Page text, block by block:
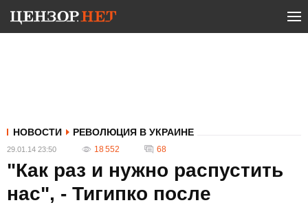
НОВОСТИ РЕВОЛЮЦИЯ В УКРАИНЕ
29.01.14 23:50 18 552 68
"Как раз и нужно распустить
нас", - Тигипко после